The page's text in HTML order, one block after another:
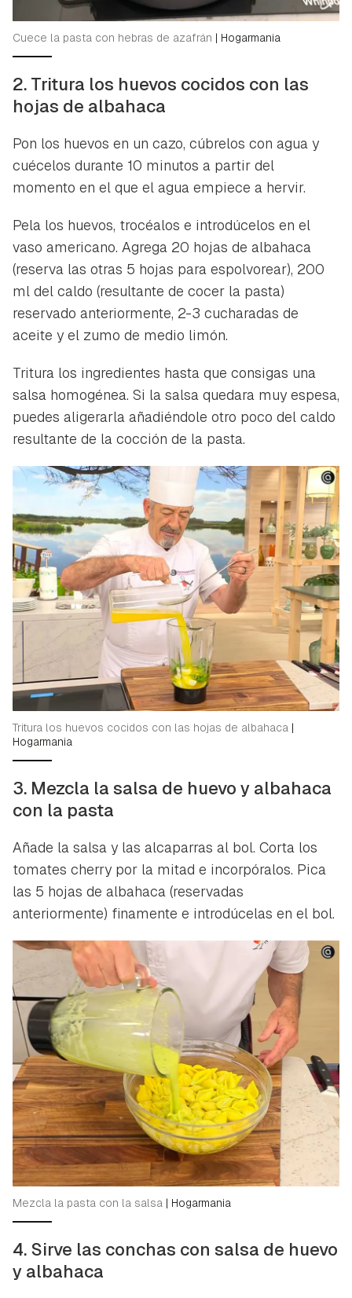
Cuece la pasta con hebras de azafrán | Hogarmania
2. Tritura los huevos cocidos con las
hojas de albahaca
Pon los huevos en un cazo, cúbrelos con agua y
cuécelos durante 10 minutos a partir del
momento en el que el agua empiece a hervir.
Pela los huevos, trocéalos e introdúcelos en el
vaso americano. Agrega 20 hojas de albahaca
(reserva las otras 5 hojas para espolvorear), 200
ml del caldo (resultante de cocer la pasta)
reservado anteriormente, 2-3 cucharadas de
aceite y el zumo de medio limón.
Tritura los ingredientes hasta que consigas una
salsa homogénea. Si la salsa quedara muy espesa,
puedes aligerarla añadiéndole otro poco del caldo
resultante de la cocción de la pasta.
Tritura los huevos cocidos con las hojas de albahaca |
Hogarmania
3. Mezcla la salsa de huevo y albahaca
con la pasta
Añade la salsa y las alcaparras al bol. Corta los
tomates cherry por la mitad e incorpóralos. Pica
las 5 hojas de albahaca (reservadas
anteriormente) finamente e introdúcelas en el bol.
Mezcla la pasta con la salsa | Hogarmania
4. Sirve las conchas con salsa de huevo
y albahaca